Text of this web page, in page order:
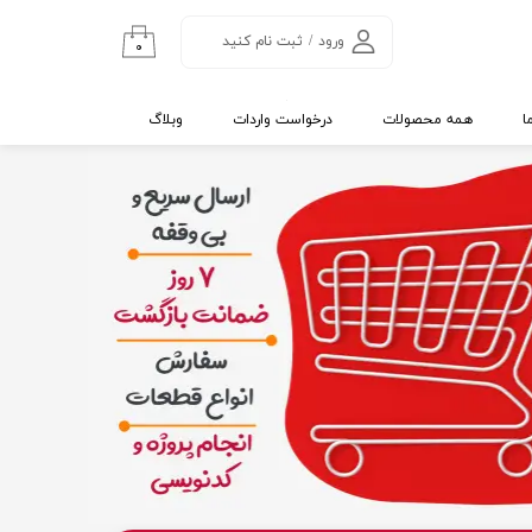
ورود / ثبت نام کنید
تغییر گذر واژه
خروج از حساب
۰
همه محصولات درخواست واردات وبلاگ